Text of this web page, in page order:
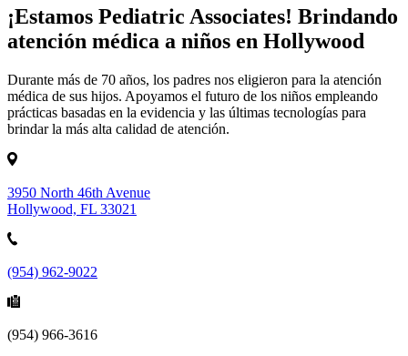
¡Estamos Pediatric Associates! Brindando
atención médica a niños en Hollywood
Durante más de 70 años, los padres nos eligieron para la atención
médica de sus hijos. Apoyamos el futuro de los niños empleando
prácticas basadas en la evidencia y las últimas tecnologías para
brindar la más alta calidad de atención.
3950 North 46th Avenue
Hollywood, FL 33021
(954) 962-9022
(954) 966-3616